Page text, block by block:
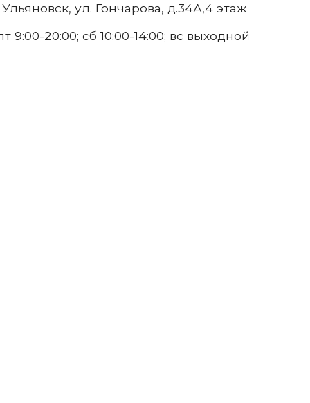
Ульяновск, ул. Гончарова, д.34А,4 этаж
9:00-20:00; сб 10:00-14:00; вс выходной